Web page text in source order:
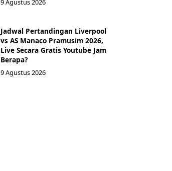
9 Agustus 2026
Jadwal Pertandingan Liverpool
vs AS Manaco Pramusim 2026,
Live Secara Gratis Youtube Jam
Berapa?
9 Agustus 2026